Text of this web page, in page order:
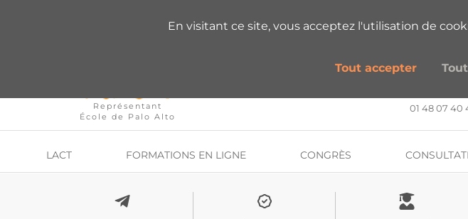
Représentant
École de Palo Alto
CENTRE DE
01 48 07 40
VOUS AVEZ DES QUESTIONS SUR NOS
LACT FORMATIONS EN LIGNE CONGRÈS
En visitant ce site, vous acceptez l'utilisation de
Tout accepter